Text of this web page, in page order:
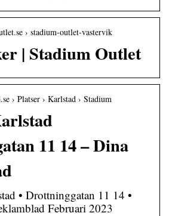
› stadium-outlet-vastervik
| Stadium Outlet
› Platser › Karlstad › Stadium
11 14 – Dina
• Drottninggatan 11 14 •
Februari 2023